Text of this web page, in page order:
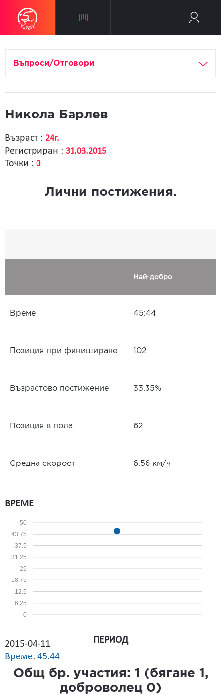
Въпроси/Отговори
Никола Барлев
Възраст : 24г.
Регистриран : 31.03.2015
Точки : 0
Лични постижения.
Най-добро
Време 45:44
Позиция при финиширане 102
Възрастово постижение 33.35%
Позиция в пола 62
Средна скорост 6.56 км/ч
ВРЕМЕ
0
6.25
12.5
18.75
25
31.25
37.5
43.75
50
2015-04-11
Време: 45.44
ПЕРИОД
Общ бр. участия: 1 (бягане 1 ,
доброволец 0)